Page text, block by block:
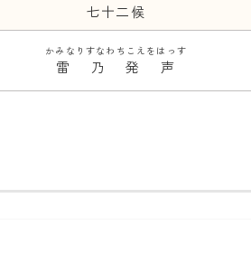
七十二候
雷乃発声
かみなりすなわちこえをはっす